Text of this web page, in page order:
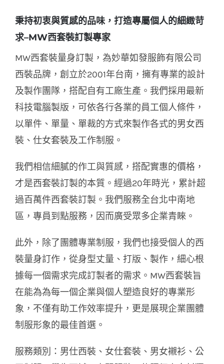
秉持初衷與質感的品味，打造專屬個人的細緻苛
求–MW西套裝訂製專家
MW西套裝量身訂製，為妙華如發服飾有限公司
西裝品牌，創立於2001年台南，擁有專業的設計
及製作團隊，搭配自有工廠生產。我們採用最新
科技電腦製版，可依各行各業的員工個人條件，
以單件、單量、單裁的方式來製作各式的男女西
裝、仕女套裝及工作制服。
我們相信細膩的作工與質感，搭配實惠的價格，
才是西套裝訂製的本質。經過20年時光，累計超
過百萬件西套裝訂製。我們服務全台北中南地
區，專員到點服務，因而廣受眾多企業青睞。
此外，除了團體專業制服，我們也接受個人的西
裝量身訂作，從身型丈量、打版、製作，細心根
據每一個需求完成訂製者的需求。MW西套裝旨
在能為為每一個企業與個人塑造良好的專業形
象，不僅有助工作效率提升，更是展現企業團體
制服形象的最佳首選。
服務類別：男仕西裝、女仕套裝、男女襯衫、公